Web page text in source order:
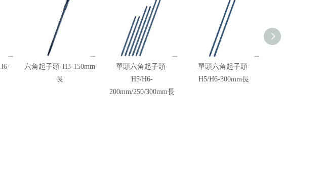
六角起子頭-H3-150mm
長
單頭六角起子頭-
H5/H6-
200mm/250/300mm長
單頭六角起子頭-
H5/H6-300mm長